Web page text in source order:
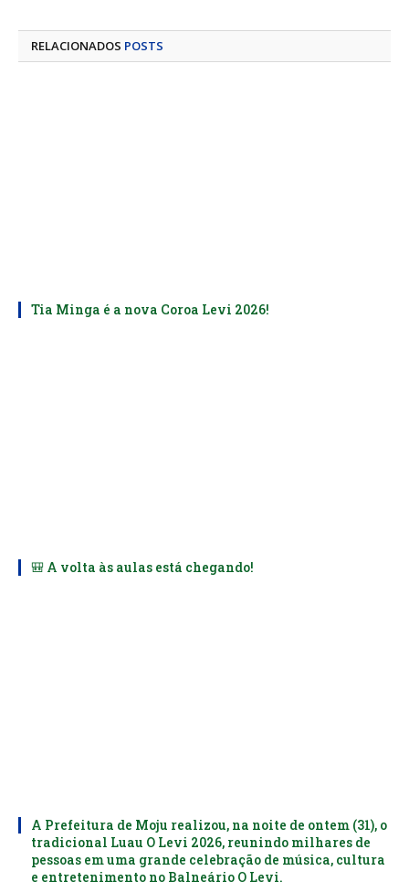
RELACIONADOS POSTS
Tia Minga é a nova Coroa Levi 2026!
🎒 A volta às aulas está chegando!
A Prefeitura de Moju realizou, na noite de ontem (31), o
tradicional Luau O Levi 2026, reunindo milhares de
pessoas em uma grande celebração de música, cultura
e entretenimento no Balneário O Levi.